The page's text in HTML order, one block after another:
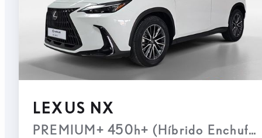
LEXUS NX
PREMIUM+ 450h+ (Híbrido